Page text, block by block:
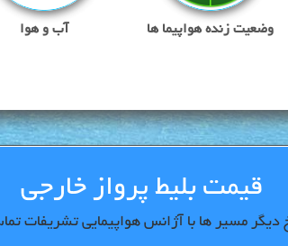
وضعیت زنده هواپیما ها آب و هوا
قیمت بلیط پرواز خارجی
دیگر مسیر ها با آژانس هواپیمایی تشریفات